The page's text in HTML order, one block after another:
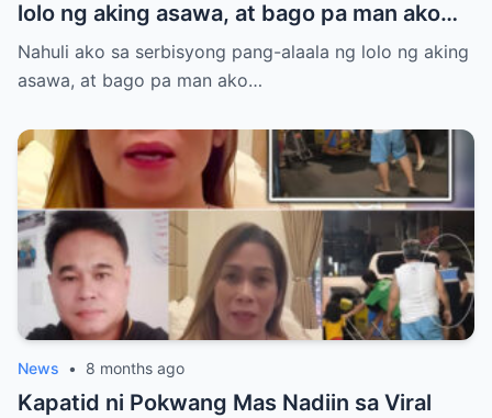
lolo ng aking asawa, at bago pa man ako
makapasok sa bahay, nakita ko na ang
aking asawa na yakap ang kanyang
taon na ang nakalilipas at naghahayag ng
isang pahayag.
Nahuli ako sa serbisyong pang-alaala ng lolo ng aking
asawa, at bago pa man ako…
News • 8 months ago
Kapatid ni Pokwang Mas Nadiin sa Viral